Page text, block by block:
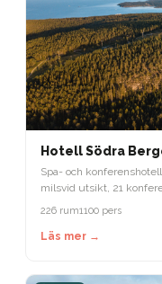
Hotell Södra
Spa- och
milsvid utsikt, 21
226 rum1100 pers
Läs mer →